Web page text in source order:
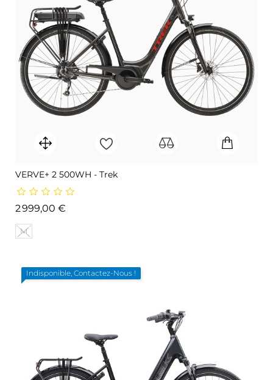
VERVE+ 2 500WH - Trek
2 999,00 €
M
Indisponible, Contactez-Nous !